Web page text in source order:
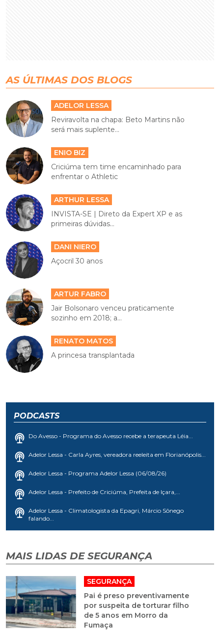
AS ÚLTIMAS DOS BLOGS
ADELOR LESSA
Reviravolta na chapa: Beto Martins não
será mais suplente...
ENIO BIZ
Criciúma tem time encaminhado para
enfrentar o Athletic
ARTHUR LESSA
INVISTA-SE | Direto da Expert XP e as
primeiras dúvidas...
DANI NIERO
Açocril 30 anos
ARTUR FABRO
Jair Bolsonaro venceu praticamente
sozinho em 2018; a...
RENATO MATOS
A princesa transplantada
PODCASTS
Do Avesso - Programa do Avesso recebe a terapeuta Léia...
Adelor Lessa - Carla Ayres, vereadora reeleita em Florianópolis...
Adelor Lessa - Programa Adelor Lessa (06/08/26)
Adelor Lessa - Prefeito de Criciúma, Prefeita de Içara,...
Adelor Lessa - Climatologista da Epagri, Márcio Sônego
falando...
MAIS LIDAS DE SEGURANÇA
SEGURANÇA
Pai é preso preventivamente
por suspeita de torturar filho
de 5 anos em Morro da
Fumaça